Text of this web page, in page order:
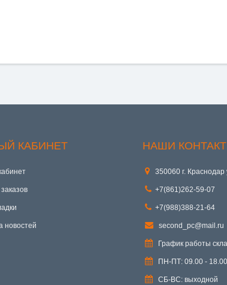
КАБИНЕТ
новостей
НАШИ
350060 г.
+7(861)262-59-07
+7(988)388-21-64
second_pc@mail.ru
График работы
ПН-ПТ: 09.00 - 18.00
СБ-ВС: выходной